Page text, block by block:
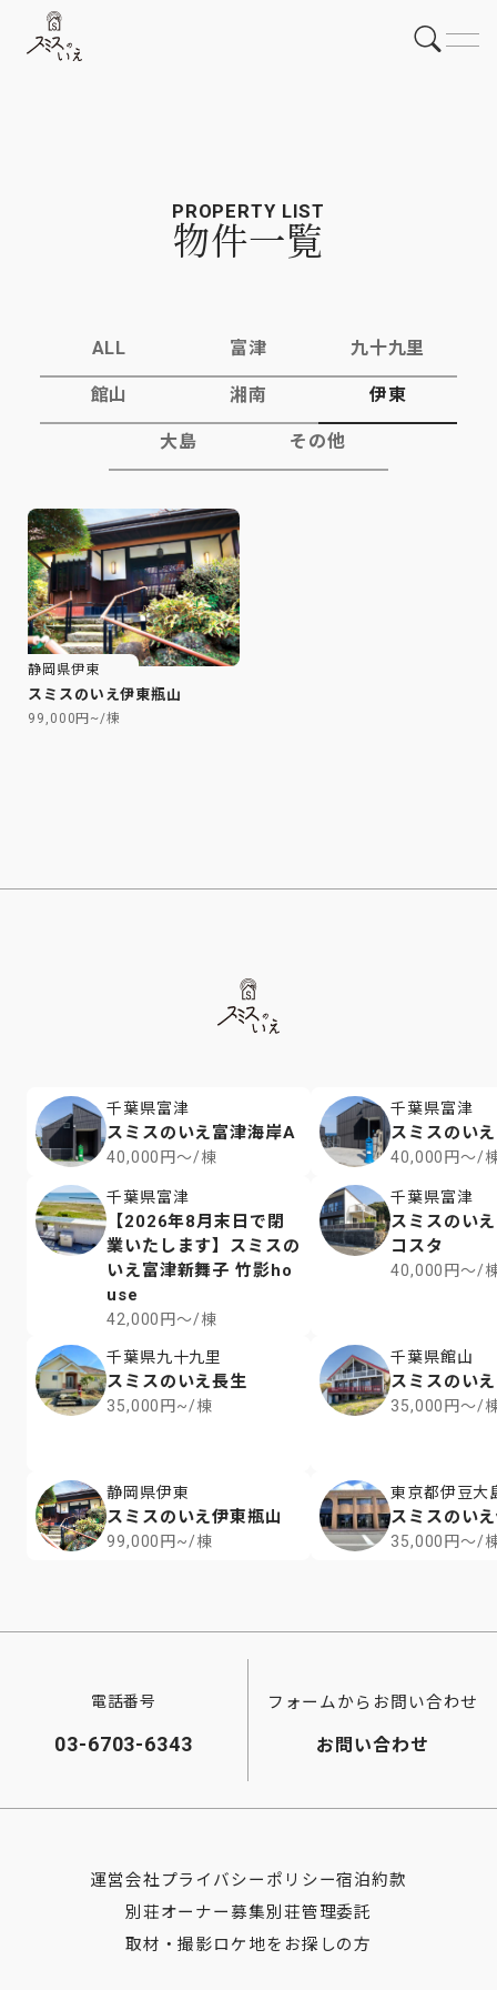
PROPERTY LIST
物件一覧
ALL 富津 九十九里
館山 湘南 伊東
大島 その他
静岡県伊東
スミスのいえ伊東瓶山
99,000円~/棟
千葉県富津
スミスのいえ富津海岸A
40,000円～/棟
千葉県富津
スミスのい
40,000円～/
千葉県富津
【2026年8月末日で閉
業いたします】スミスの
いえ富津新舞子 竹影ho
use
42,000円～/棟
千葉県富津
スミスのい
コスタ
40,000円～/
千葉県九十九里
スミスのいえ長生
35,000円~/棟
千葉県館山
スミスのい
35,000円～/
静岡県伊東
スミスのいえ伊東瓶山
99,000円~/棟
東京都伊豆大
スミスのい
35,000円～/
電話番号
03-6703-6343
フォームからお問い合わせ
お問い合わせ
運営会社プライバシーポリシー宿泊約款
別荘オーナー募集別荘管理委託
取材・撮影ロケ地をお探しの方